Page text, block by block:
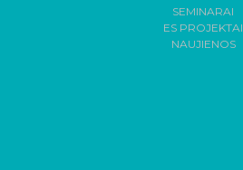
SEMINARAI
ES PROJEKTAI
NAUJIENOS